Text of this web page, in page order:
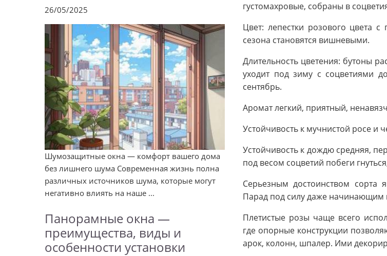
26/05/2025
Шумозащитные окна — комфорт вашего дома
без лишнего шума Современная жизнь полна
различных источников шума, которые могут
негативно влиять на наше ...
Панорамные окна —
преимущества, виды и
особенности установки
густомахровые, собраны в
Цвет: лепестки розового цвета
сезона становятся вишневыми.
Длительность цветения: бутоны
уходит под зиму с соцветиями
сентябрь.
Аромат легкий, приятный,
Устойчивость к мучнистой росе и
Устойчивость к дождю средняя,
под весом соцветий побеги
Серьезным достоинством сорта
Парад под силу даже начинающим
Плетистые розы чаще всего
где опорные конструкции
арок, колонн, шпалер. Ими